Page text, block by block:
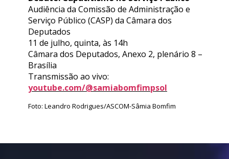
Audiência da Comissão de Administração e
Serviço Público (CASP) da Câmara dos
Deputados
11 de julho, quinta, às 14h
Câmara dos Deputados, Anexo 2, plenário 8 –
Brasília
Transmissão ao vivo:
youtube.com/@samiabomfimpsol
Foto: Leandro Rodrigues/ASCOM-Sâmia Bomfim